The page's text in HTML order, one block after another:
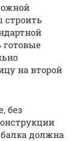
строить
готовые
на второй
без
должна